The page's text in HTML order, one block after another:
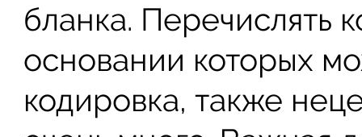
бланка. Перечислять
основании которых
кодировка, также